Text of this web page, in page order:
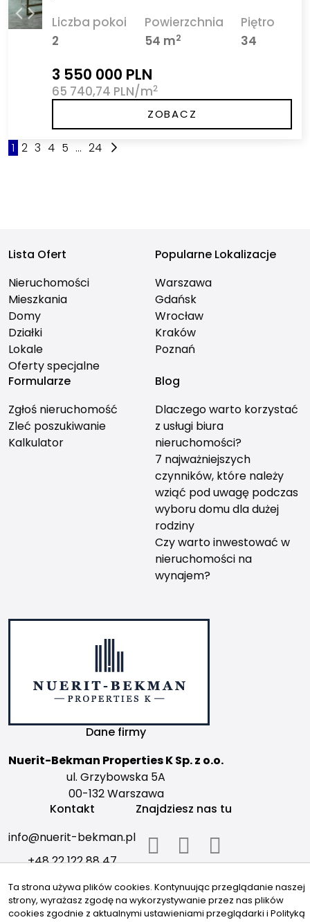
Liczba pokoi
2
Powierzchnia
54 m2
Piętro
34
3 550 000 PLN
65 740,74 PLN/m2
ZOBACZ
1 2 3 4 5 ... 24
Lista Ofert
Nieruchomości
Mieszkania
Domy
Działki
Lokale
Oferty specjalne
Popularne Lokalizacje
Warszawa
Gdańsk
Wrocław
Kraków
Poznań
Formularze
Zgłoś nieruchomość
Zleć poszukiwanie
Kalkulator
Blog
Dlaczego warto korzystać
z usługi biura
nieruchomości?
7 najważniejszych
czynników, które należy
wziąć pod uwagę podczas
wyboru domu dla dużej
rodziny
Czy warto inwestować w
nieruchomości na
wynajem?
Dane firmy
Nuerit-Bekman Properties K Sp. z o.o.
ul. Grzybowska 5A
00-132 Warszawa
Kontakt
info@nuerit-bekman.pl
+48 22 122 88 47
Znajdziesz nas tu
© 2026 Wszystkie prawa zastrzeżone | Program dla biur
nieruchomości -asaricrm.com
Ta strona używa plików cookies. Kontynuując przeglądanie naszej
strony, wyrażasz zgodę na wykorzystywanie przez nas plików
cookies zgodnie z aktualnymi ustawieniami przeglądarki i Polityką